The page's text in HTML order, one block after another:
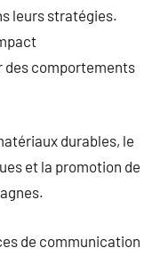
leurs stratégies.
des comportements
durables, le
et la promotion de
de communication